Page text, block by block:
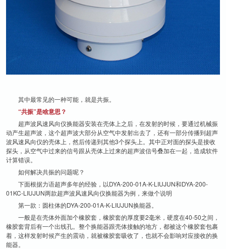
其中最常见的一种可能，就是共振。
“共振”是啥意思？
超声波风速风向仪换能器安装在壳体上之后，在发射的时候，要通过机械振
动产生超声波，这个超声波大部分从空气中发射出去了，还有一部分传播到超声
波风速风向仪的壳体上，然后传递到其他3个探头上。其中正对面的探头是接收
探头，从空气中过来的信号跟从壳体上过来的超声波信号叠加在一起，造成软件
计算错误。
如何解决共振的问题呢？
下面根据力语超声多年的经验，以DYA-200-01A-K-LIUJUN和DYA-200-
01KC-LIUJUN两款超声波风速风向仪换能器为例，来做个说明
第一款：圆柱体的DYA-200-01A-K-LIUJUN换能器。
一般是在壳体外面加个橡胶套，橡胶套的厚度要2毫米，硬度在40-50之间，
橡胶套背后有一个出线孔。整个换能器跟壳体接触的地方，都被这个橡胶套包裹
着，这样发射时候产生的震动，就被橡胶套吸收了，也就不会影响对应接收的换
能器。